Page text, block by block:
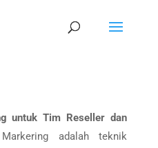
untuk Tim Reseller dan
adalah teknik